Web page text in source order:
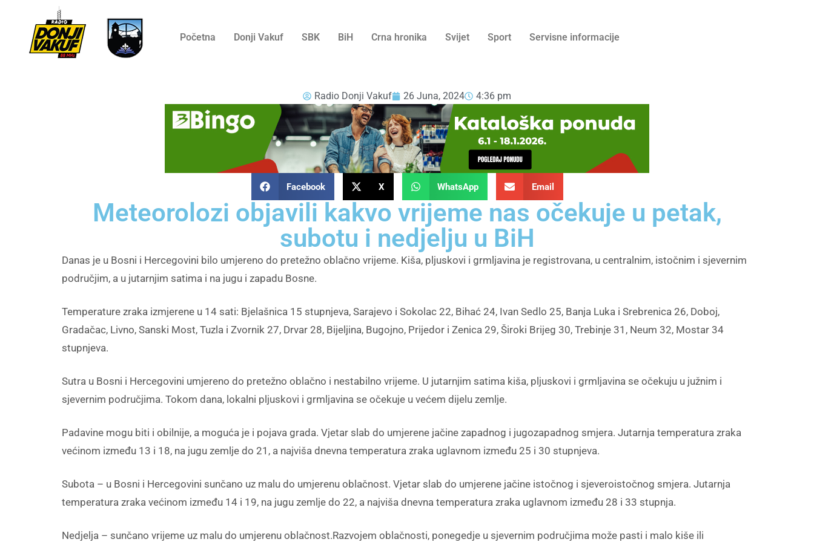
Početna Donji Vakuf SBK BiH Crna hronika Svijet Sport Servisne informacije
Radio Donji Vakuf 26 Juna, 2024 4:36 pm
Facebook X WhatsApp Email
Meteorolozi objavili kakvo vrijeme nas očekuje u petak,
subotu i nedjelju u BiH
Danas je u Bosni i Hercegovini bilo umjereno do pretežno oblačno vrijeme. Kiša, pljuskovi i grmljavina je registrovana, u centralnim, istočnim i sjevernim
područjim, a u jutarnjim satima i na jugu i zapadu Bosne.
Temperature zraka izmjerene u 14 sati: Bjelašnica 15 stupnjeva, Sarajevo i Sokolac 22, Bihać 24, Ivan Sedlo 25, Banja Luka i Srebrenica 26, Doboj,
Gradačac, Livno, Sanski Most, Tuzla i Zvornik 27, Drvar 28, Bijeljina, Bugojno, Prijedor i Zenica 29, Široki Brijeg 30, Trebinje 31, Neum 32, Mostar 34
stupnjeva.
Sutra u Bosni i Hercegovini umjereno do pretežno oblačno i nestabilno vrijeme. U jutarnjim satima kiša, pljuskovi i grmljavina se očekuju u južnim i
sjevernim područjima. Tokom dana, lokalni pljuskovi i grmljavina se očekuje u većem dijelu zemlje.
Padavine mogu biti i obilnije, a moguća je i pojava grada. Vjetar slab do umjerene jačine zapadnog i jugozapadnog smjera. Jutarnja temperatura zraka
većinom između 13 i 18, na jugu zemlje do 21, a najviša dnevna temperatura zraka uglavnom između 25 i 30 stupnjeva.
Subota – u Bosni i Hercegovini sunčano uz malu do umjerenu oblačnost. Vjetar slab do umjerene jačine istočnog i sjeveroistočnog smjera. Jutarnja
temperatura zraka većinom između 14 i 19, na jugu zemlje do 22, a najviša dnevna temperatura zraka uglavnom između 28 i 33 stupnja.
Nedjelja – sunčano vrijeme uz malu do umjerenu oblačnost.Razvojem oblačnosti, ponegedje u sjevernim područjima može pasti i malo kiše ili